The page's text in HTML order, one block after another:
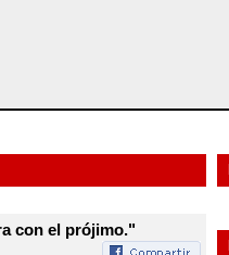
con el prójimo."